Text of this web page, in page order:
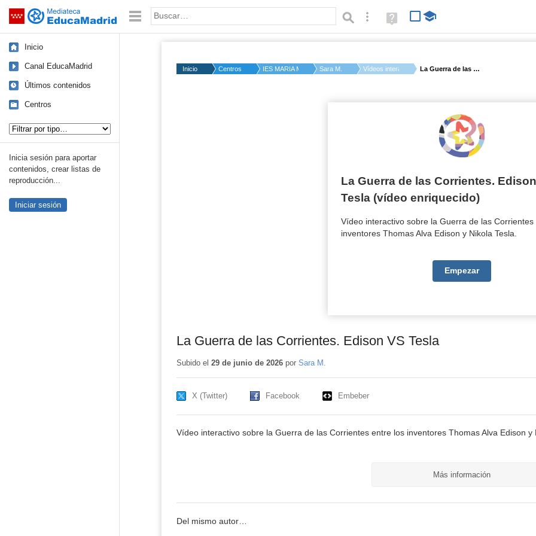
Saltar navegación Palabra o frase: Búsqueda avanzada
Ayuda
(en
Inicio
Canal EducaMadrid
Últimos contenidos
Centros
Inicia sesión para aportar
contenidos, crear listas de
reproducción...
Iniciar sesión
Inicio Centros IES MARIA MOLINERSara M. Vídeos interactivos La Guerra de las Cor...
La Guerra de las Corrientes. Edison VS Tesla (vídeo
La Guerra de las Corrientes.
Tesla (vídeo enriquecido)
Vídeo interactivo sobre la Guerra de las Corrientes
inventores Thomas Alva Edison y Nikola Tesla.
Empezar
La Guerra de las Corrientes. Edison VS Tesla
Subido el 29 de junio de 2026por Sara M.
X (Twitter) Facebook Embeber
Vídeo interactivo sobre la Guerra de las Corrientes entre los inventores Thomas Alva Edison y
Más información
Del mismo autor…